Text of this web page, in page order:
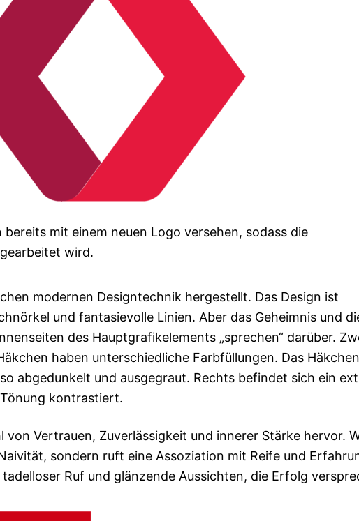
mit einem neuen Logo versehen, sodass die
wird.
modernen Designtechnik hergestellt. Das Design ist
und fantasievolle Linien. Aber das Geheimnis und
des Hauptgrafikelements „sprechen“ darüber.
haben unterschiedliche Farbfüllungen. Das
abgedunkelt und ausgegraut. Rechts befindet sich ein
kontrastiert.
von Vertrauen, Zuverlässigkeit und innerer Stärke hervor.
sondern ruft eine Assoziation mit Reife und
Ruf und glänzende Aussichten, die Erfolg